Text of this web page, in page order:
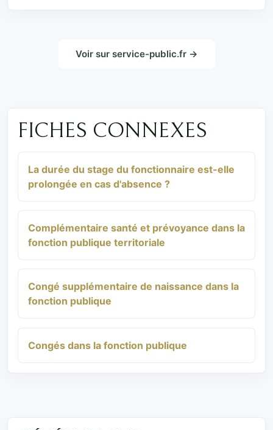
Voir sur service-public.fr →
FICHES CONNEXES
La durée du stage du fonctionnaire est-elle
prolongée en cas d'absence ?
Complémentaire santé et prévoyance dans la
fonction publique territoriale
Congé supplémentaire de naissance dans la
fonction publique
Congés dans la fonction publique